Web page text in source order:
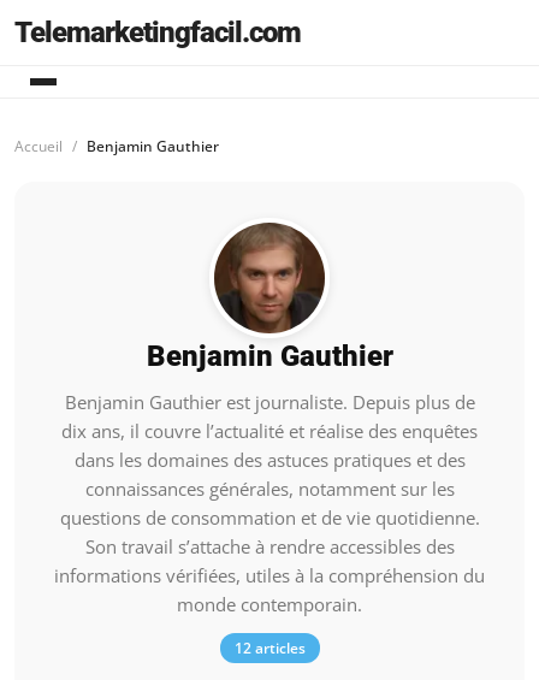
Telemarketingfacil.com
Accueil Benjamin Gauthier
Benjamin Gauthier
Benjamin Gauthier est journaliste. Depuis plus de
dix ans, il couvre l’actualité et réalise des enquêtes
dans les domaines des astuces pratiques et des
connaissances générales, notamment sur les
questions de consommation et de vie quotidienne.
Son travail s’attache à rendre accessibles des
informations vérifiées, utiles à la compréhension du
monde contemporain.
12 articles